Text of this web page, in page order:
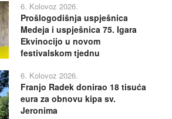
6. Kolovoz 2026.
Prošlogodišnja uspješnica
Medeja i uspješnica 75. Igara
Ekvinocijo u novom
festivalskom tjednu
6. Kolovoz 2026.
Franjo Radek donirao 18 tisuća
eura za obnovu kipa sv.
Jeronima